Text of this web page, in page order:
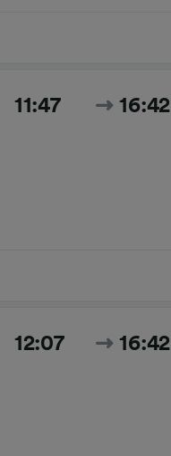
11:47 16:42
12:07 16:42